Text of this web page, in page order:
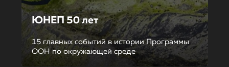
ЮНЕП 50 лет
15 главных событий в истории Программы
ООН по окружающей среде